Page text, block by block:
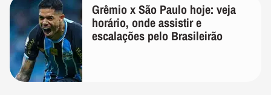
Grêmio x São Paulo hoje: veja
horário, onde assistir e
escalações pelo Brasileirão